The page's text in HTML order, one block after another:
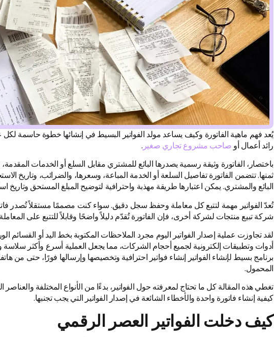
يُعد فهم ماهية الفاتورة وكيف يساعد مولد الفواتير البسيط في إنشائها خطوة حاسمة
رائد أعمال أو صاحب مشروع تجاري صغير .
باختصار، الفاتورة وثيقة رسمية يصدرها البائع للمشتري مقابل السلع أو الخدمات
ثمنها. تتضمن الفاتورة تفاصيل السلعة أو الخدمة المباعة، وسعرها، والضرائب، وتاريخ
البائع والمشتري. يمكن اعتبارها طريقة مهذبة واحترافية لتوضيح المبلغ المستحق وتاريخ
تُعدّ الفواتير مهمة لتتبع كل معاملة وحفظ سجل دقيق. سواء كنت مصممًا مستقلاً تُصدر
شركة تبيع منتجات لشركة أخرى، فإن الفاتورة تُقدّم دليلاً واضحًا وقابلاً للتتبع على
لقد تجاوزت عملية إصدار الفواتير اليوم مجرد الملاحظات المكتوبة بخط اليد أو القسائم
أدوات وتطبيقات إلكترونية لجميع أحجام الشركات، مما يجعل العملية أسرع وأكثر سلاسة
برنامج بسيط لإنشاء الفواتير إنشاء فواتير احترافية وتخصيصها وإرسالها فورًا، حتى من
المحمول.
تغطي هذه المقالة كل ما تحتاج لمعرفته حول الفواتير، بدءًا من الأنواع المختلفة والعناصر
كيفية إنشاء فاتورة واحدة والأخطاء الشائعة في إصدار الفواتير التي يجب تجنبها.
كيف دخلت الفواتير العصر الرقمي